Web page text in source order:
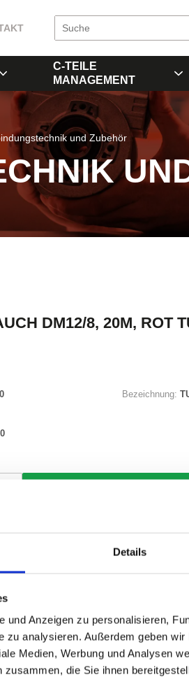
Details
und Anzeigen zu personalisieren,
zu analysieren. Außerdem geben
Medien, Werbung und Analysen
die Sie ihnen
C-TEILE
MANAGEMENT
und Zubehör
DM12/8, 20M, ROT
Bezeichnung: